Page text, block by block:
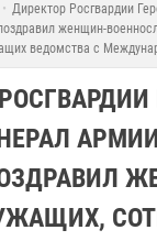
Директор Росгвардии
женщин-
ведомства с